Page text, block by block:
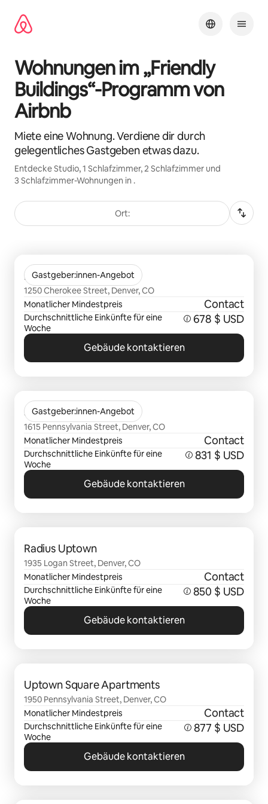
Inhalten
springen
Wohnungen im „Friendly
Buildings“-Programm von
Airbnb
Miete eine Wohnung. Verdiene dir durch
gelegentliches Gastgeben etwas dazu.
Entdecke Studio, 1 Schlafzimmer, 2 Schlafzimmer und
3 Schlafzimmer-Wohnungen in .
Ort:
Gastgeber:innen-Angebot
Eviva on Cherokee
1250 Cherokee Street, Denver, CO
Monatlicher Mindestpreis
Contact
Durchschnittliche Einkünfte für eine
Woche
678 $ USD
Gebäude kontaktieren
Gastgeber:innen-Angebot
Sylvan Uptown
1615 Pennsylvania Street, Denver, CO
Monatlicher Mindestpreis
Contact
Durchschnittliche Einkünfte für eine
Woche
831 $ USD
Gebäude kontaktieren
Radius Uptown
1935 Logan Street, Denver, CO
Monatlicher Mindestpreis
Contact
Durchschnittliche Einkünfte für eine
Woche
850 $ USD
Gebäude kontaktieren
Uptown Square Apartments
1950 Pennsylvania Street, Denver, CO
Monatlicher Mindestpreis
Contact
Durchschnittliche Einkünfte für eine
Woche
877 $ USD
Gebäude kontaktieren